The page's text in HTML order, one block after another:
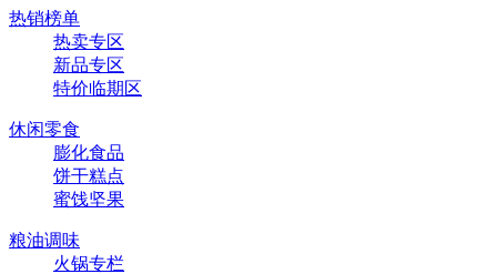
热销榜单
热卖专区
新品专区
特价临期区
休闲零食
膨化食品
饼干糕点
蜜饯坚果
粮油调味
火锅专栏